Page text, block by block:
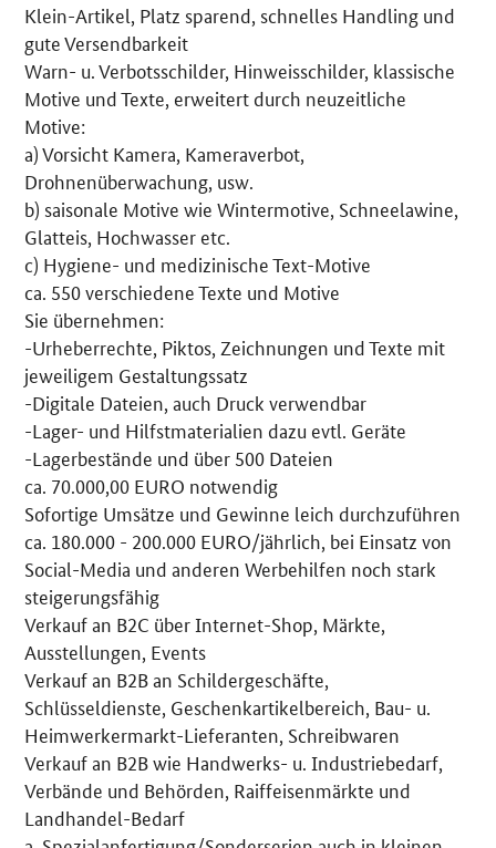
Klein-Artikel, Platz sparend, schnelles Handling und
gute Versendbarkeit
Warn- u. Verbotsschilder, Hinweisschilder, klassische
Motive und Texte, erweitert durch neuzeitliche
Motive:
a) Vorsicht Kamera, Kameraverbot,
Drohnenüberwachung, usw.
b) saisonale Motive wie Wintermotive, Schneelawine,
Glatteis, Hochwasser etc.
c) Hygiene- und medizinische Text-Motive
ca. 550 verschiedene Texte und Motive
Sie übernehmen:
-Urheberrechte, Piktos, Zeichnungen und Texte mit
jeweiligem Gestaltungssatz
-Digitale Dateien, auch Druck verwendbar
-Lager- und Hilfstmaterialien dazu evtl. Geräte
-Lagerbestände und über 500 Dateien
ca. 70.000,00 EURO notwendig
Sofortige Umsätze und Gewinne leich durchzuführen
ca. 180.000 - 200.000 EURO/jährlich, bei Einsatz von
Social-Media und anderen Werbehilfen noch stark
steigerungsfähig
Verkauf an B2C über Internet-Shop, Märkte,
Ausstellungen, Events
Verkauf an B2B an Schildergeschäfte,
Schlüsseldienste, Geschenkartikelbereich, Bau- u.
Heimwerkermarkt-Lieferanten, Schreibwaren
Verkauf an B2B wie Handwerks- u. Industriebedarf,
Verbände und Behörden, Raiffeisenmärkte und
Landhandel-Bedarf